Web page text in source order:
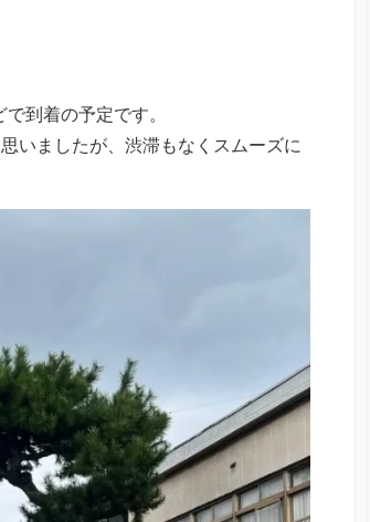
到着の予定です。
いましたが、渋滞もなくスムーズに